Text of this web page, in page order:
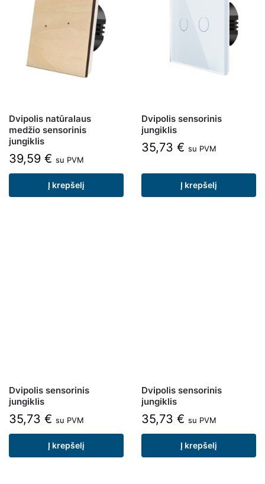
Dvipolis natūralaus
medžio sensorinis
jungiklis
39,59 € su PVM
Į krepšelį
Dvipolis sensorinis
jungiklis
35,73 € su PVM
Į krepšelį
Dvipolis sensorinis
jungiklis
35,73 € su PVM
Į krepšelį
Dvipolis sensorinis
jungiklis
35,73 € su PVM
Į krepšelį